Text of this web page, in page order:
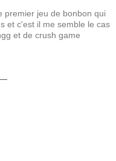
premier jeu de bonbon qui
et c'est il me semble le cas
et de crush game